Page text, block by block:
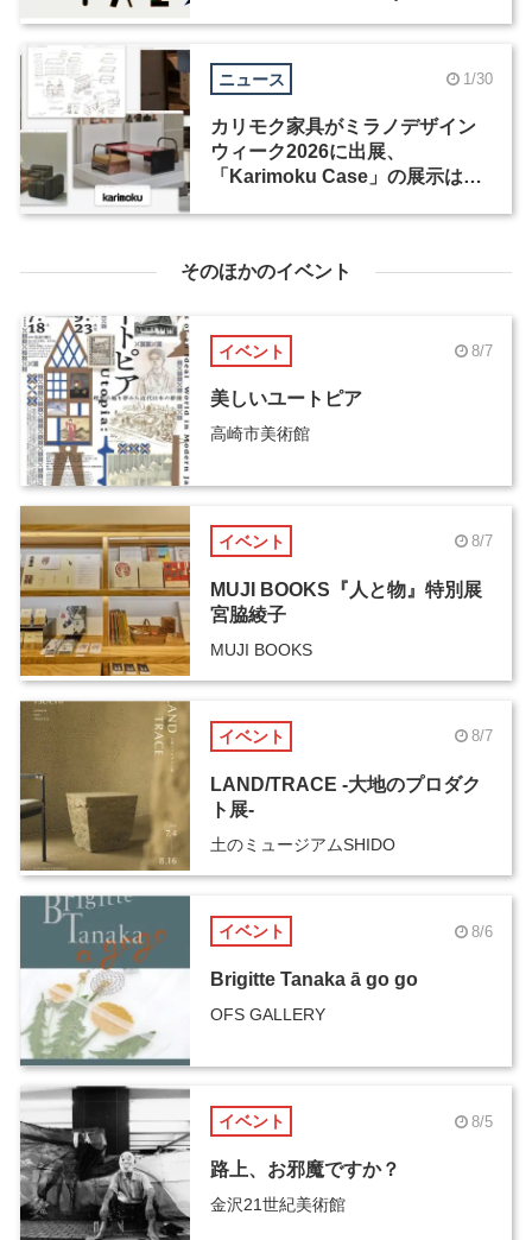
ニュース 1/30
カリモク家具がミラノデザイン
ウィーク2026に出展、
「Karimoku Case」の展示は過
そのほかのイベント
イベント 8/7
美しいユートピア
高崎市美術館
イベント 8/7
MUJI BOOKS『人と物』特別展
宮脇綾子
MUJI BOOKS
イベント 8/7
LAND/TRACE -大地のプロダク
ト展-
土のミュージアムSHIDO
イベント 8/6
Brigitte Tanaka ā go go
OFS GALLERY
イベント 8/5
路上、お邪魔ですか？
金沢21世紀美術館